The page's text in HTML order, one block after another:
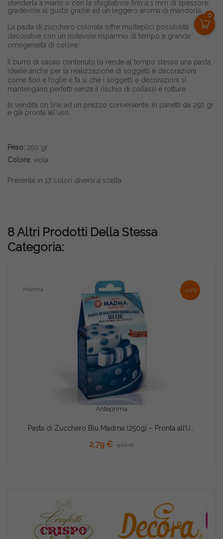
0
stenderla a mano o con la sfogliatrice fino a 1 mm di spessore,
gradevole al gusto grazie ad un leggero aroma di mandorla.
La pasta di zucchero colorata offre molteplici possibilità
decorative con un notevole risparmio di tempo e grande
omogeneità di colore.
Il burro di cacao contenuto lo rende al tempo stesso una pasta
ideale anche per la realizzazione di soggetti e decorazioni
come fiori e foglie e fa si che i soggetti e decorazioni si
mantengano perfetti senza il rischio di collassi e rotture.
In vendita on line ad un prezzo conveniente, in panetti da 250 gr
e già pronta all'uso.
Peso: 250 gr
Colore: viola
Presente in 17 colori diversi a scelta
8 Altri Prodotti Della Stessa
Categoria:
-10%
Anteprima
Madma
2,79 € 3,10 €